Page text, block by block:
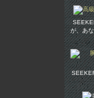
が、あ